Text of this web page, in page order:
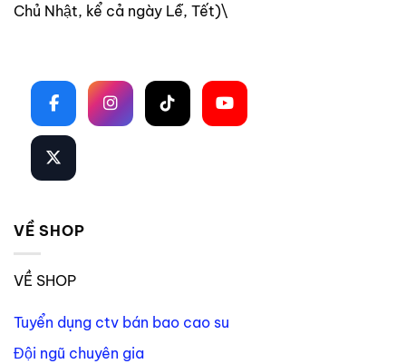
Chủ Nhật, kể cả ngày Lễ, Tết)\
VỀ SHOP
VỀ SHOP
Tuyển dụng ctv bán bao cao su
Đội ngũ chuyên gia